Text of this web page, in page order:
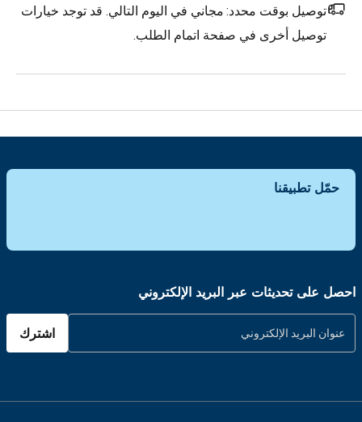
توصيل بوقت محدد: مجاني في اليوم التالي. قد توجد خيارات
توصيل أخرى في صفحة اتمام الطلب.
حمّل تطبيقنا
احصل على تحديثات عبر البريد الإلكتروني
اشترك